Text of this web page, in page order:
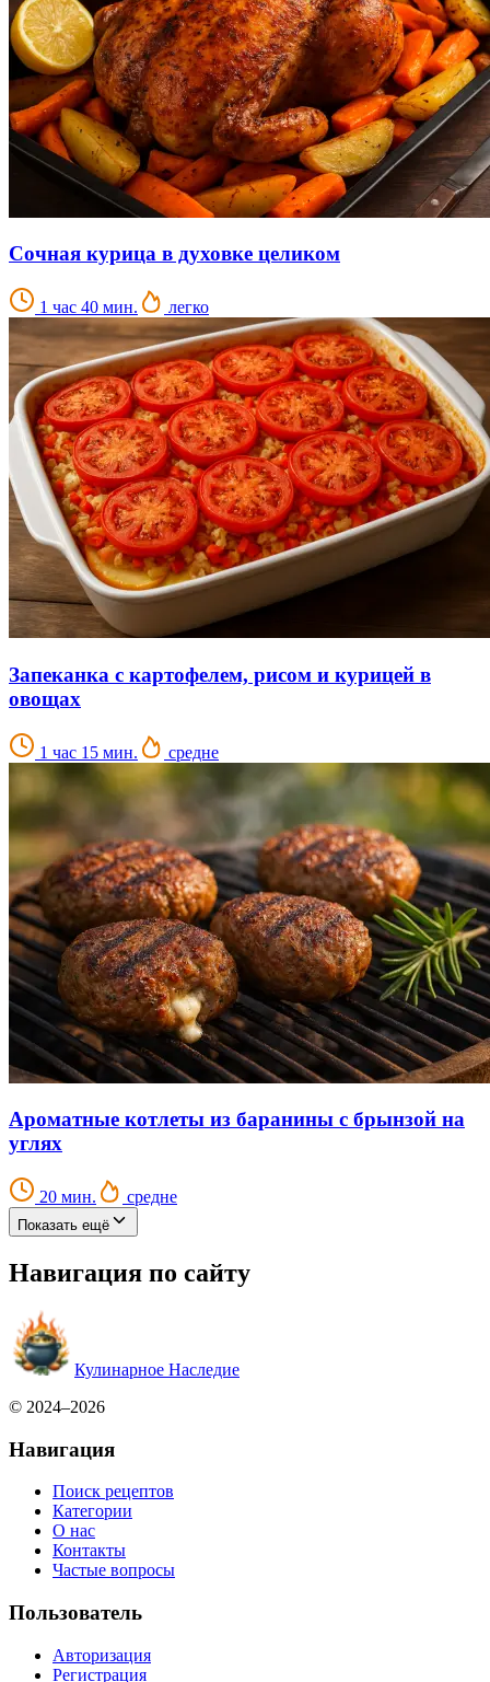
Сочная курица в духовке целиком
1 час 40 мин. легко
Запеканка с картофелем, рисом и курицей в
овощах
1 час 15 мин. средне
Ароматные котлеты из баранины с брынзой на
углях
20 мин. средне
Показать ещё
Навигация по сайту
Кулинарное Наследие
© 2024–2026
Навигация
Поиск рецептов
Категории
О нас
Контакты
Частые вопросы
Пользователь
Авторизация
Регистрация